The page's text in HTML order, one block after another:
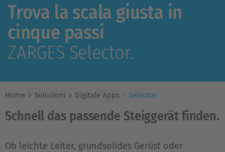
Trova la scala giusta in
cinque passi
ZARGES Selector.
Home Soluzioni Digitale Apps Selector
Schnell das passende Steiggerät finden.
Ob leichte Leiter, grundsolides Gerüst oder